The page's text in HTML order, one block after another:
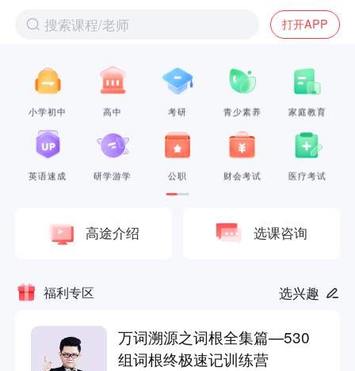
搜索课程/老师 打开APP
小学初中 高中 考研 青少素养 家庭教育
英语速成 研学游学 公职 财会考试 医疗考试
高途介绍 选课咨询
福利专区 选兴趣
万词溯源之词根全集篇—530
组词根终极速记训练营